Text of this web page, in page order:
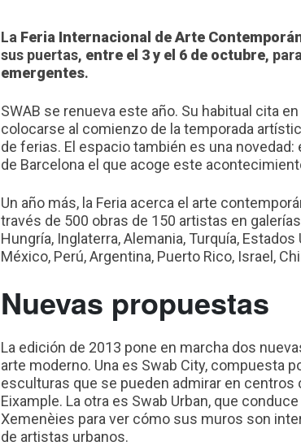
La Feria Internacional de Arte
sus puertas, entre el 3 y el 6 de octubre,
emergentes.
SWAB se renueva este año. Su habitual cita
colocarse al comienzo de la temporada
de ferias. El espacio también es una novedad:
de Barcelona el que acoge este
Un año más, la Feria acerca el arte
través de 500 obras de 150 artistas en
Hungría, Inglaterra, Alemania, Turquía,
México, Perú, Argentina, Puerto Rico, Israel,
Nuevas propuestas
La edición de 2013 pone en marcha dos
arte moderno. Una es Swab City, compuesta
esculturas que se pueden admirar en
Eixample. La otra es Swab Urban, que
Xemenèies para ver cómo sus muros son
de artistas urbanos.